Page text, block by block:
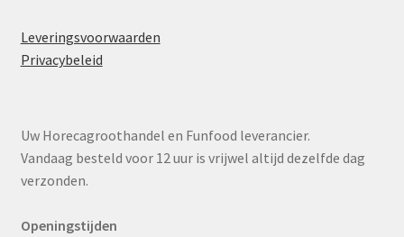
Leveringsvoorwaarden
Privacybeleid
Uw Horecagroothandel en Funfood leverancier.
Vandaag besteld voor 12 uur is vrijwel altijd dezelfde dag
verzonden.
Openingstijden